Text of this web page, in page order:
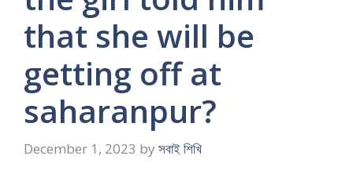
that she will be
getting off at
saharanpur?
December 1, 2023 by সবাই শিখি